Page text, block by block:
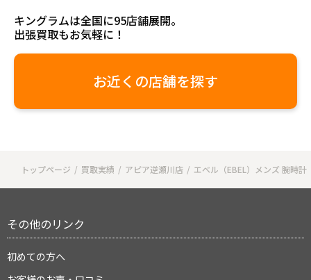
キングラムは全国に95店舗展開。
出張買取もお気軽に！
お近くの店舗を探す
トップページ 買取実績 アピア逆瀬川店 エベル（EBEL）メンズ 腕時計
その他のリンク
初めての方へ